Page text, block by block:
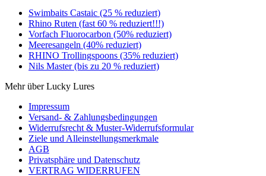
Swimbaits Castaic (25 % reduziert)
Rhino Ruten (fast 60 % reduziert!!!)
Vorfach Fluorocarbon (50% reduziert)
Meeresangeln (40% reduziert)
RHINO Trollingspoons (35% reduziert)
Nils Master (bis zu 20 % reduziert)
Mehr über Lucky Lures
Impressum
Versand- & Zahlungsbedingungen
Widerrufsrecht & Muster-Widerrufsformular
Ziele und Alleinstellungsmerkmale
AGB
Privatsphäre und Datenschutz
VERTRAG WIDERRUFEN